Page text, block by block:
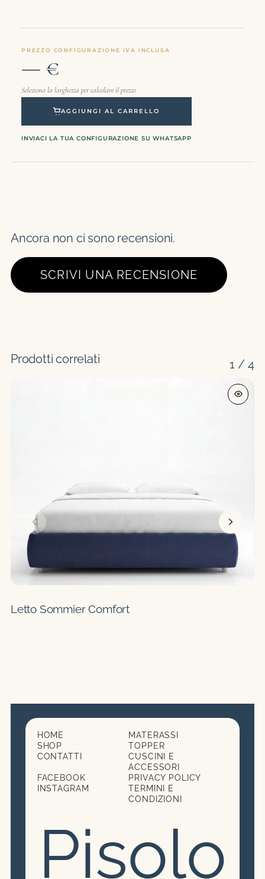
Subtotale:
PREZZO CONFIGURAZIONE IVA INCLUSA
— €
Seleziona la larghezza per calcolare il prezzo
AGGIUNGI AL CARRELLO
INVIACI LA TUA CONFIGURAZIONE SU WHATSAPP
Ancora non ci sono recensioni.
SCRIVI UNA RECENSIONE
Prodotti correlati 1 / 4
Letto Sommier Comfort
HOME
SHOP
CONTATTI
MATERASSI
TOPPER
CUSCINI E
ACCESSORI
FACEBOOK
INSTAGRAM
PRIVACY POLICY
TERMINI E
CONDIZIONI
Pisolo